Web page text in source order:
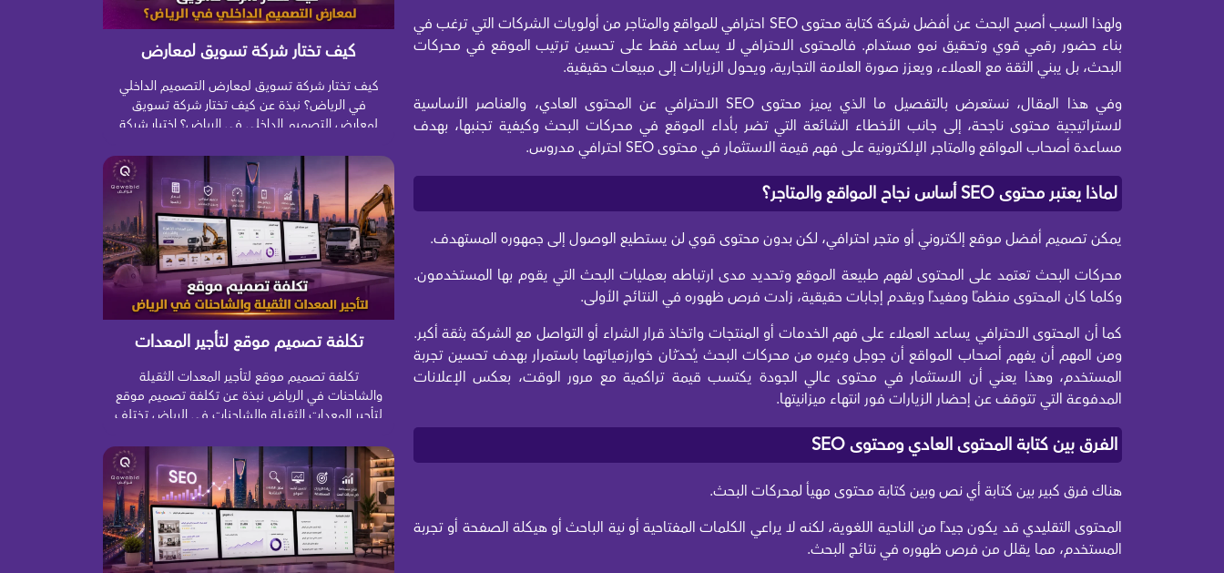
كيف تختار شركة تسويق لمعارض
التصميم الداخلي في الرياض؟
كيف تختار شركة تسويق لمعارض التصميم الداخلي
في الرياض؟ نبذة عن كيف تختار شركة تسويق
لمعارض التصميم الداخلي في الرياض؟ اختيار شركة
قرارًا بسيطًا يعتمد على جمال التصميمات أو عدد
المتابعين الذي تعدك الشركة بتحقيقه، لأن التسويق
في قطاع الديكور والتصميم الداخلي يحتاج إلى فهم
عميق لسلوك العميل […]
تكلفة تصميم موقع لتأجير المعدات
الثقيلة والشاحنات في الرياض
تكلفة تصميم موقع لتأجير المعدات الثقيلة
والشاحنات في الرياض نبذة عن تكلفة تصميم موقع
لتأجير المعدات الثقيلة والشاحنات في الرياض تختلف
والشاحنات في الرياض بصورة كبيرة حسب الهدف
من الموقع وطبيعة الأسطول والخصائص المطلوبة
وطريقة استقبال طلبات العملاء. فهناك فرق واضح
بين موقع تعريفي يعرض أنواع المعدات وبيانات
الشركة، […]
ولهذا السبب أصبح البحث عن أفضل شركة كتابة محتوى SEO احترافي للمواقع والمتاجر من أولويات الشركات التي ترغب في
بناء حضور رقمي قوي وتحقيق نمو مستدام. فالمحتوى الاحترافي لا يساعد فقط على تحسين ترتيب الموقع في محركات
البحث، بل يبني الثقة مع العملاء، ويعزز صورة العلامة التجارية، ويحول الزيارات إلى مبيعات حقيقية.
وفي هذا المقال، نستعرض بالتفصيل ما الذي يميز محتوى SEO الاحترافي عن المحتوى العادي، والعناصر الأساسية
لاستراتيجية محتوى ناجحة، إلى جانب الأخطاء الشائعة التي تضر بأداء الموقع في محركات البحث وكيفية تجنبها، بهدف
مساعدة أصحاب المواقع والمتاجر الإلكترونية على فهم قيمة الاستثمار في محتوى SEO احترافي مدروس.
لماذا يعتبر محتوى SEO أساس نجاح المواقع والمتاجر؟
يمكن تصميم أفضل موقع إلكتروني أو متجر احترافي، لكن بدون محتوى قوي لن يستطيع الوصول إلى جمهوره المستهدف.
محركات البحث تعتمد على المحتوى لفهم طبيعة الموقع وتحديد مدى ارتباطه بعمليات البحث التي يقوم بها المستخدمون.
وكلما كان المحتوى منظمًا ومفيدًا ويقدم إجابات حقيقية، زادت فرص ظهوره في النتائج الأولى.
كما أن المحتوى الاحترافي يساعد العملاء على فهم الخدمات أو المنتجات واتخاذ قرار الشراء أو التواصل مع الشركة بثقة أكبر.
ومن المهم أن يفهم أصحاب المواقع أن جوجل وغيره من محركات البحث يُحدّثان خوارزمياتهما باستمرار بهدف تحسين تجربة
المستخدم، وهذا يعني أن الاستثمار في محتوى عالي الجودة يكتسب قيمة تراكمية مع مرور الوقت، بعكس الإعلانات
المدفوعة التي تتوقف عن إحضار الزيارات فور انتهاء ميزانيتها.
الفرق بين كتابة المحتوى العادي ومحتوى SEO
هناك فرق كبير بين كتابة أي نص وبين كتابة محتوى مهيأ لمحركات البحث.
المحتوى التقليدي قد يكون جيدًا من الناحية اللغوية، لكنه لا يراعي الكلمات المفتاحية أو نية الباحث أو هيكلة الصفحة أو تجربة
المستخدم، مما يقلل من فرص ظهوره في نتائج البحث.